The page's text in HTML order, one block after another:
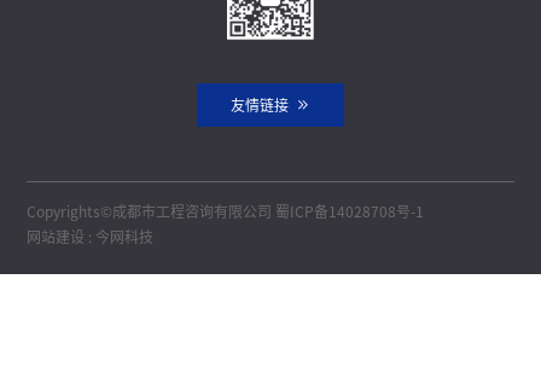
友情链接
Copyrights©成都市工程咨询有限公司